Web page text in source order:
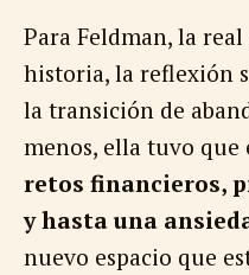
Para Feldman, la
historia, la reflexión
la transición de
menos, ella tuvo
retos financieros,
y hasta una
nuevo espacio que